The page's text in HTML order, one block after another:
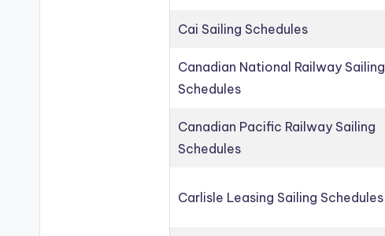
Cai Sailing Schedules
Canadian National Railway Sailing
Schedules
Canadian Pacific Railway Sailing
Schedules
Carlisle Leasing Sailing Schedules